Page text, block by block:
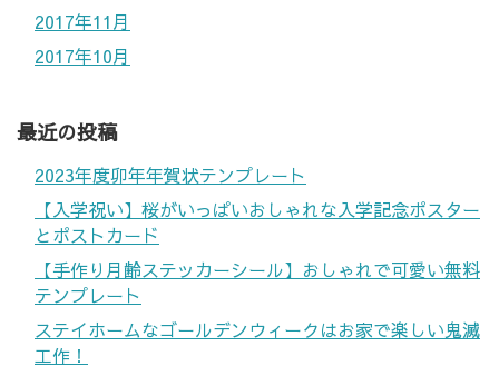
2017年11月
2017年10月
最近の投稿
2023年度卯年年賀状テンプレート
【入学祝い】桜がいっぱいおしゃれな入学記念ポスター
とポストカード
【手作り月齢ステッカーシール】おしゃれで可愛い無料
テンプレート
ステイホームなゴールデンウィークはお家で楽しい鬼滅
工作！